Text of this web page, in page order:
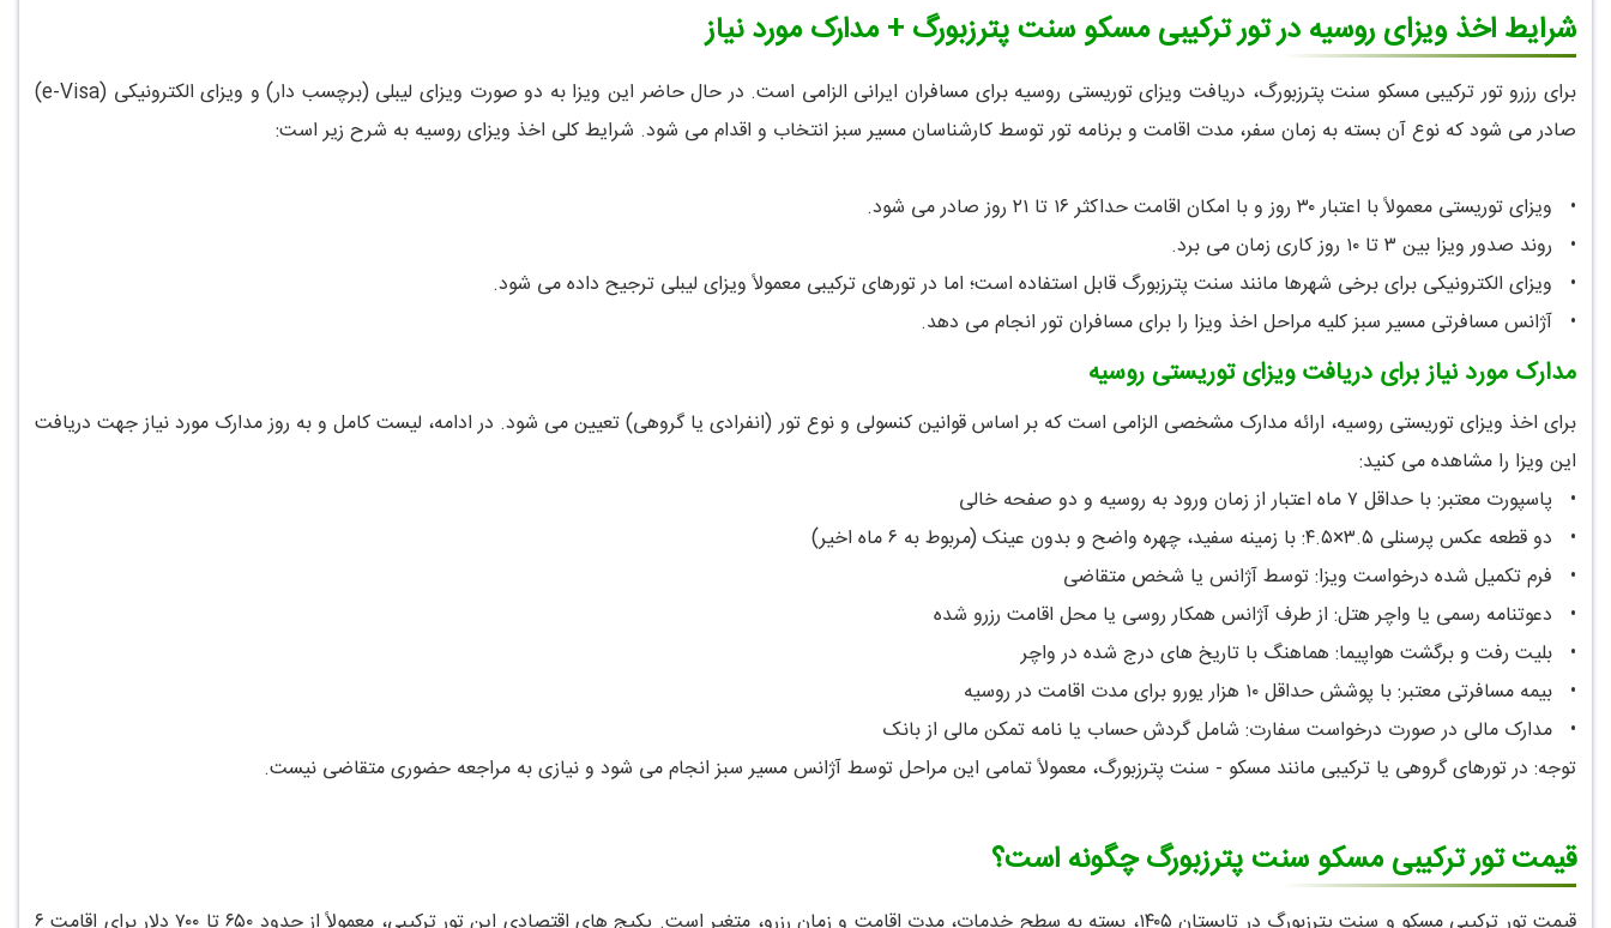
شرایط اخذ ویزای روسیه در تور ترکیبی مسکو سنت پترزبورگ + مدارک مورد نیاز
برای رزرو تور ترکیبی مسکو سنت پترزبورگ، دریافت ویزای توریستی روسیه برای مسافران ایرانی الزامی است. در حال حاضر این ویزا به دو صورت ویزای لیبلی (برچسب دار) و ویزای الکترونیکی (e-Visa)
صادر می شود که نوع آن بسته به زمان سفر، مدت اقامت و برنامه تور توسط کارشناسان مسیر سبز انتخاب و اقدام می شود. شرایط کلی اخذ ویزای روسیه به شرح زیر است:
•
ویزای توریستی معمولاً با اعتبار ۳۰ روز و با امکان اقامت حداکثر ۱۶ تا ۲۱ روز صادر می شود.
•
روند صدور ویزا بین ۳ تا ۱۰ روز کاری زمان می برد.
•
ویزای الکترونیکی برای برخی شهرها مانند سنت پترزبورگ قابل استفاده است؛ اما در تورهای ترکیبی معمولاً ویزای لیبلی ترجیح داده می شود.
• آژانس مسافرتی مسیر سبز کلیه مراحل اخذ ویزا را برای مسافران تور انجام می دهد.
مدارک مورد نیاز برای دریافت ویزای توریستی روسیه
برای اخذ ویزای توریستی روسیه، ارائه مدارک مشخصی الزامی است که بر اساس قوانین کنسولی و نوع تور (انفرادی یا گروهی) تعیین می شود. در ادامه، لیست کامل و به روز مدارک مورد نیاز جهت دریافت
این ویزا را مشاهده می کنید:
•
پاسپورت معتبر: با حداقل ۷ ماه اعتبار از زمان ورود به روسیه و دو صفحه خالی
•
دو قطعه عکس پرسنلی ۳.۵×۴.۵: با زمینه سفید، چهره واضح و بدون عینک (مربوط به ۶ ماه اخیر)
•
فرم تکمیل شده درخواست ویزا: توسط آژانس یا شخص متقاضی
•
دعوتنامه رسمی یا واچر هتل: از طرف آژانس همکار روسی یا محل اقامت رزرو شده
• بلیت رفت و برگشت هواپیما: هماهنگ با تاریخ های درج شده در واچر
• بیمه مسافرتی معتبر: با پوشش حداقل ۱۰ هزار یورو برای مدت اقامت در روسیه
• مدارک مالی در صورت درخواست سفارت: شامل گردش حساب یا نامه تمکن مالی از بانک
توجه: در تورهای گروهی یا ترکیبی مانند مسکو - سنت پترزبورگ، معمولاً تمامی این مراحل توسط آژانس مسیر سبز انجام می شود و نیازی به مراجعه حضوری متقاضی نیست.
قیمت تور ترکیبی مسکو سنت پترزبورگ چگونه است؟